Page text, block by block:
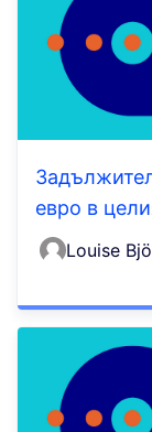
евро в
Louise